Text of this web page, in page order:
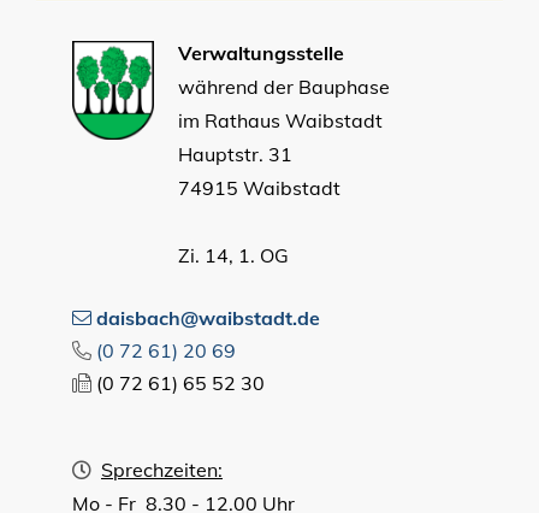
Verwaltungsstelle
während der Bauphase
im Rathaus Waibstadt
Hauptstr. 31
74915 Waibstadt
Zi. 14, 1. OG
daisbach@waibstadt.de
(0 72 61) 20 69
(0 72 61) 65 52 30
Sprechzeiten:
Mo - Fr 8.30 - 12.00 Uhr